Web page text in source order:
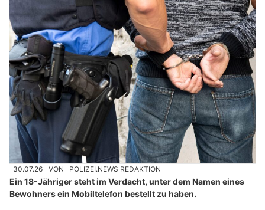
30.07.26 VON POLIZEI.NEWS REDAKTION
Ein 18-Jähriger steht im Verdacht, unter dem Namen eines
Bewohners ein Mobiltelefon bestellt zu haben.